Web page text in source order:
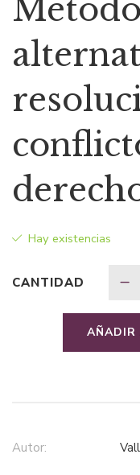
era:
Hay existencias
CANTIDAD
AÑADIR
Autor: